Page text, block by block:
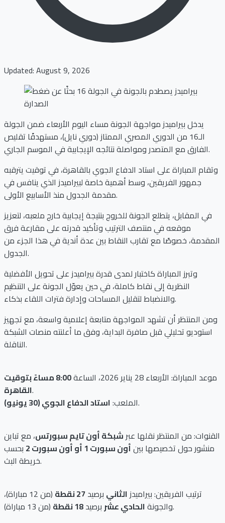
Updated: August 9, 2026
يدخل بيراميدز مواجهة الجونة مساء اليوم الأربعاء ضمن الجولة
الـ16 من الدوري المصري الممتاز (دوري نايل)، مستهدفًا تقليص
الفارق مع المتصدر ومواصلة نتائجه الإيجابية في الموسم الجاري.
وتقام المباراة على استاد الدفاع الجوي بالقاهرة، في توقيت يترقبه
جمهور الفريقين، وسط أهمية خاصة لبيراميدز الذي ينافس في
مقدمة الجدول منذ الأسابيع الأولى.
في المقابل، يتطلع الجونة للخروج بنتيجة إيجابية خارج ملعبه، لتعزيز
موقعه في منتصف الترتيب وتأكيد قدرته على مقارعة فرق
المقدمة، خصوصًا مع تقارب النقاط بين عدة أندية في هذا الجزء من
الجدول.
وتبرز المباراة كاختبار لمدى قدرة بيراميدز على تحويل الأفضلية
النظرية إلى نقاط كاملة، في حين يعوّل الجونة على التنظيم
والانضباط لتقليل المساحات وإدارة فترات اللقاء بذكاء.
ومن المنتظر أن تشهد المواجهة متابعة إعلامية واسعة، مع تجهيز
استوديو تحليلي قبل صافرة البداية، وفق ما أعلنته منصات الشبكة
الناقلة.
موعد المباراة: الأربعاء 28 يناير 2026، الساعة
8:00 مساءً بتوقيت
القاهرة.
الملعب:استاد الدفاع الجوي (30 يونيو) .
القنوات: من المنتظر نقلها عبر شبكة أون تايم سبورتس، مع تباين
منشور حول تخصيصها بينأون سبورت 1 أو أون سبورت 2
بحسب
خريطة البث.
ترتيب الفريقين: بيراميدز الثاني برصيد27 نقطة
(من 12 مباراة)،
والجونةالحادي عشر برصيد18 نقطة (من 13 مباراة).